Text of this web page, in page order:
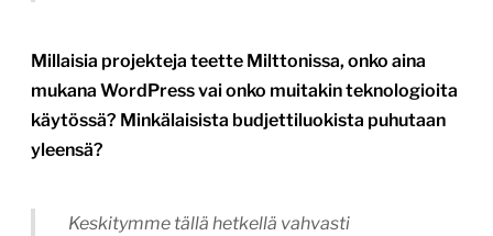
Millaisia projekteja teette Milttonissa, onko aina
mukana WordPress vai onko muitakin teknologioita
käytössä? Minkälaisista budjettiluokista puhutaan
yleensä?
Keskitymme tällä hetkellä vahvasti